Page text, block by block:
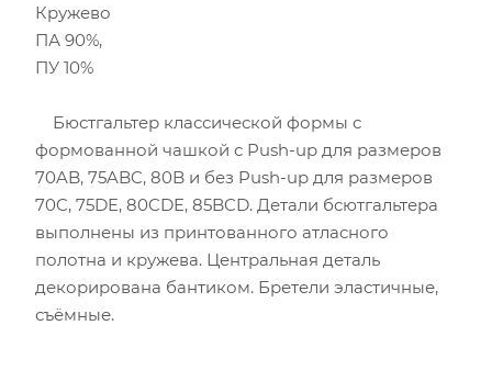
Кружево
ПА 90%,
ПУ 10%
Бюстгальтер классической формы с
формованной чашкой с Push-up для размеров
70AB, 75ABC, 80B и без Push-up для размеров
70C, 75DE, 80CDE, 85BCD. Детали бсютгальтера
выполнены из принтованного атласного
полотна и кружева. Центральная деталь
декорирована бантиком. Бретели эластичные,
съёмные.